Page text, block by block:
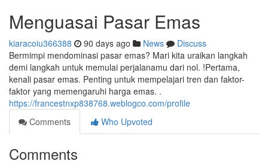
Menguasai Pasar Emas
kiaracoiu366388 90 days ago News
Discuss
Bermimpi mendominasi pasar emas? Mari kita uraikan langkah
demi langkah untuk memulai perjalanamu dari nol. !Pertama,
kenali pasar emas. Penting untuk mempelajari tren dan faktor-
faktor yang memengaruhi harga emas. .
https://francestnxp838768.weblogco.com/profile
Comments
Who Upvoted
Comments